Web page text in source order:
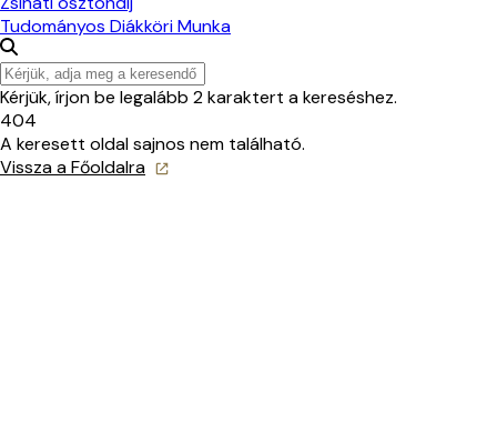
Tudományos Diákköri Munka
Kérjük, írjon be legalább 2 karaktert a kereséshez.
404
A keresett oldal sajnos nem található.
Vissza a Főoldalra